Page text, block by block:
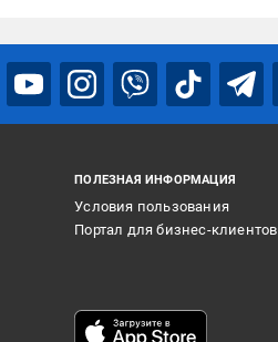
ПОЛЕЗНАЯ ИНФОРМАЦИЯ
Условия пользования
Портал для бизнес-клиентов